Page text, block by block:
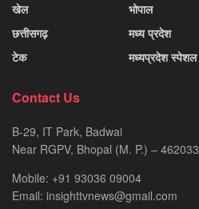
खेल
छत्तीसगढ़
टेक
भोपाल
मध्य प्रदेश
मध्यप्रदेश स्पेशल
Contact Us
B-29, IT Park, Badwai
Near RGPV, Bhopal (M. P.) – 462033
Mobile: +91 93036 09004
Email: insighttvnews@gmail.com